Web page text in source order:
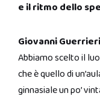
e il ritmo dello
Giovanni
Abbiamo scelto il
che è quello di
ginnasiale un po’